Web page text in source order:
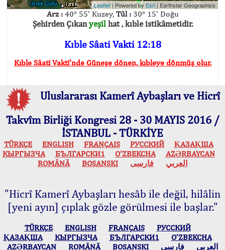
Leaflet | Powered by Esri |Earthstar Geographics
Arz :40° 55' Kuzey, Tûl :30° 15' Doğu
Şehirden Çıkanyeşilhat , kıble istikâmetidir.
Kıble Sâati Vakti 12:18
Kıble Sâati Vakti'nde Güneşe dönen, kıbleye dönmüş olur.
Uluslararası Kamerî Aybaşları ve Hicrî
Takvîm Birliği Kongresi 28 - 30 MAYIS 2016 /
İSTANBUL - TÜRKİYE
TÜRKÇE ENGLISH FRANÇAIS РУССКИЙ
ҚАЗАҚША
КЫPГЫЗЧA
БЪЛГАРСКИ1 O’ZBEKCHA
AZӘRBAYCAN
ROMÂNĂ
BOSANSKI العربي فارسی
"Hicrî Kamerî Aybaşları hesâb ile değil, hilâlin
[yeni ayın] çıplak gözle görülmesi ile başlar."
TÜRKÇE ENGLISH FRANÇAIS
РУССКИЙ
ҚАЗАҚША
КЫPГЫЗЧA БЪЛГАРСКИ1
O’ZBEKCHA
AZӘRBAYCAN
ROMÂNĂ BOSANSKI العربي فارسی